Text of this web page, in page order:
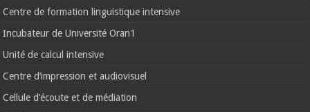
Centre de formation linguistique intensive
Incubateur de Université Oran1
Unité de calcul intensive
Centre d’impression et audiovisuel
Cellule d’écoute et de médiation